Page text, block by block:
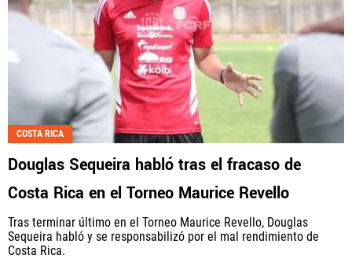
COSTA RICA
Douglas Sequeira habló tras el fracaso de
Costa Rica en el Torneo Maurice Revello
Tras terminar último en el Torneo Maurice Revello, Douglas
Sequeira habló y se responsabilizó por el mal rendimiento de
Costa Rica.